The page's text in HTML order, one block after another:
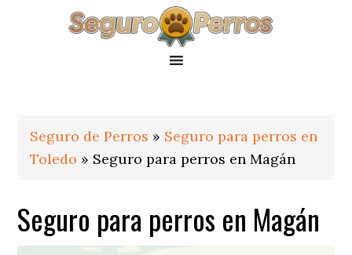
Seguro de Perros » Seguro para perros en
Toledo » Seguro para perros en Magán
Seguro para perros en Magán